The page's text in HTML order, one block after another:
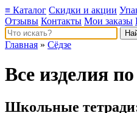
≡ Каталог Скидки и акции
Отзывы Контакты Мои заказы
Главная » Сёдзе
Все изделия
Школьные